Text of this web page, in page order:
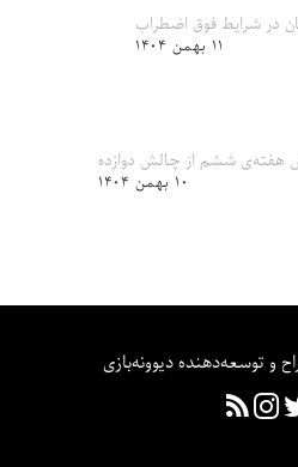
در شرایط فوق اضطراب
۱۱ بهمن ۱۴۰۴
هفته‌ی ششم از چالش دوازده
۱۰ بهمن ۱۴۰۴
و توسعه‌دهنده دیوونه‌بازی